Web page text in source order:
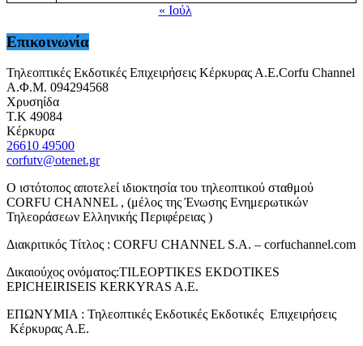
« Ιούλ
Επικοινωνία
Τηλεοπτικές Εκδοτικές Επιχειρήσεις Κέρκυρας Α.Ε.Corfu Channel
Α.Φ.Μ. 094294568
Χρυσηίδα
Τ.Κ 49084
Κέρκυρα
26610 49500
corfutv@otenet.gr
Ο ιστότοπος αποτελεί ιδιοκτησία του τηλεοπτικού σταθμού
CORFU CHANNEL , (μέλος της Ένωσης Ενημερωτικών
Τηλεοράσεων Ελληνικής Περιφέρειας )
Διακριτικός Τίτλος : CORFU CHANNEL S.A. – corfuchannel.com
Δικαιούχος ονόματος:TILEOPTIKES EKDOTIKES
EPICHEIRISEIS KERKYRAS A.E.
ΕΠΩΝΥΜΙΑ : Τηλεοπτικές Εκδοτικές Εκδοτικές Επιχειρήσεις
Κέρκυρας Α.Ε.